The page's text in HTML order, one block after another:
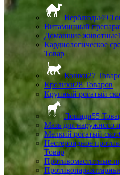
Верблюды49
Витаминный
Домашние животные
Кардиологическое
Товар
Кошки27
Кролики28 Товаров
Крупный рогатый
Лошади55
Мазь для наружного
Мелкий рогатый скот
Нестероидное
Товар
Противомаститные